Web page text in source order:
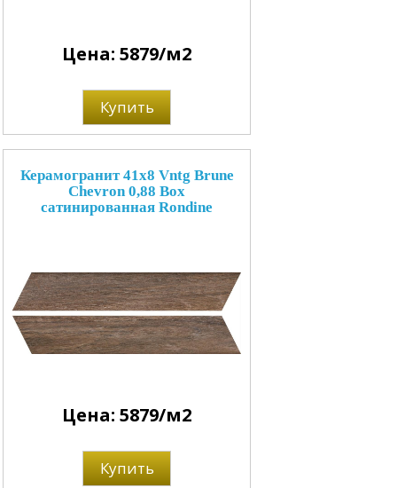
Цена: 5879/м2
Купить
Керамогранит 41x8 Vntg Brune
Chevron 0,88 Box
сатинированная Rondine
Цена: 5879/м2
Купить